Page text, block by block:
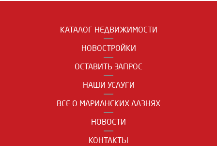
КАТАЛОГ НЕДВИЖИМОСТИ
НОВОСТРОЙКИ
ОСТАВИТЬ ЗАПРОС
НАШИ УСЛУГИ
ВСЕ О МАРИАНСКИХ ЛАЗНЯХ
НОВОСТИ
КОНТАКТЫ